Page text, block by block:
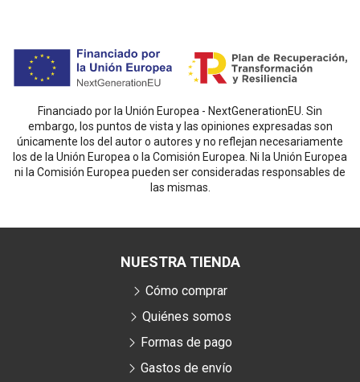
Financiado por la Unión Europea - NextGenerationEU. Sin
embargo, los puntos de vista y las opiniones expresadas son
únicamente los del autor o autores y no reflejan necesariamente
los de la Unión Europea o la Comisión Europea. Ni la Unión Europea
ni la Comisión Europea pueden ser consideradas responsables de
las mismas.
NUESTRA TIENDA
Cómo comprar
Quiénes somos
Formas de pago
Gastos de envío